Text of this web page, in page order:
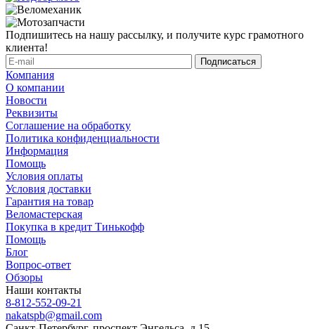
Подпишитесь на нашу рассылку, и получите курс грамотного
клиента!
Компания
О компании
Новости
Реквизиты
Соглашение на обработку
Политика конфиденциальности
Информация
Помощь
Условия оплаты
Условия доставки
Гарантия на товар
Веломастерская
Покупка в кредит Тинькофф
Помощь
Блог
Вопрос-ответ
Обзоры
Наши контакты
8-812-552-09-21
nakatspb@gmail.com